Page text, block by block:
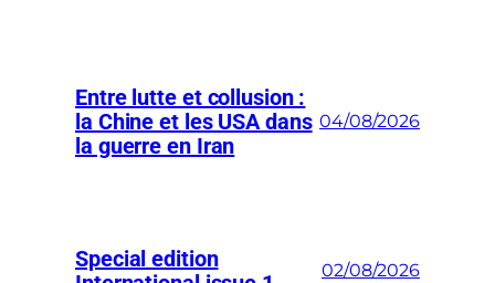
Entre lutte et collusion :
la Chine et les USA dans
la guerre en Iran
04/08/2026
Special edition
02/08/2026